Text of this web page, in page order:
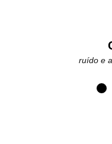
ruído e